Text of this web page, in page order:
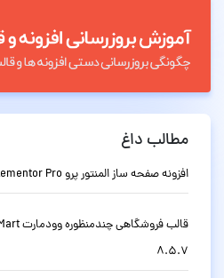
مطالب داغ
افزونه صفحه ساز المنتور پرو Elementor Pro وردپرس نسخه 4.2.1
8.5.7